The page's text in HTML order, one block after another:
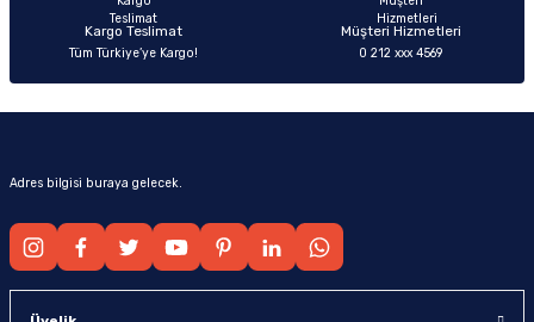
Kargo Teslimat
Tüm Türkiye’ye Kargo!
Müşteri Hizmetleri
0 212 xxx 4569
Adres bilgisi buraya gelecek.